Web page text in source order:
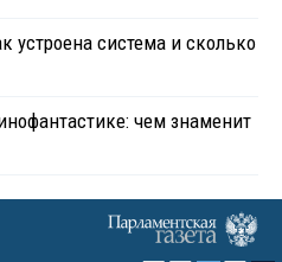
устроена система и сколько
чем знаменит